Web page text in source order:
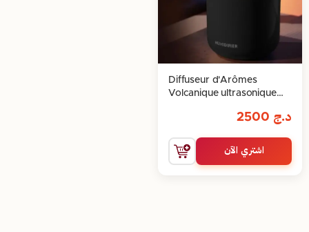
Diffuseur d'Arômes
Volcanique ultrasonique
د.ج
اشتري الآن